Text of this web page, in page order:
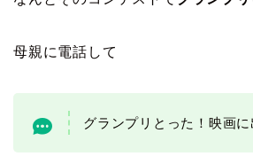
母親に電話して
グランプリとった！映画に